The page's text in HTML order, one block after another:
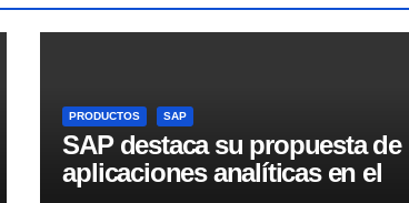
PRODUCTOS SAP
SAP destaca su propuesta de
aplicaciones analíticas en el